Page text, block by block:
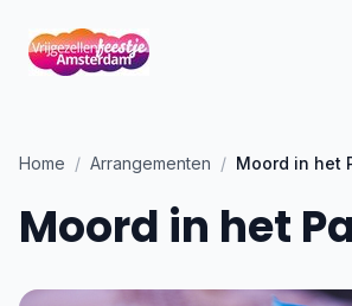
Home / Arrangementen / Moord in het
Moord in het